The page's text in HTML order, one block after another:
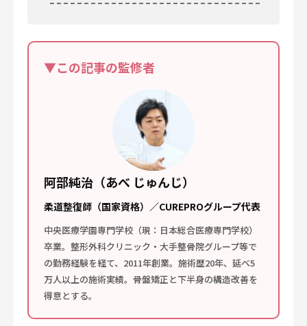
▼この記事の監修者
阿部純治（あべ じゅんじ）
柔道整復師（国家資格）／CUREPROグループ代表
中央医療学園専門学校（現：日本総合医療専門学校）
卒業。整形外科クリニック・大手整骨院グループ等で
の勤務経験を経て、2011年創業。施術歴20年、延べ5
万人以上の施術実績。骨盤矯正と下半身の構造改善を
得意とする。